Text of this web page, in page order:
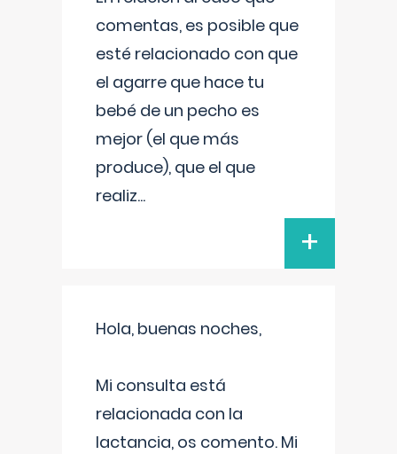
comentas, es posible que
esté relacionado con que
el agarre que hace tu
bebé de un pecho es
mejor (el que más
produce), que el que
realiz...
+
Hola, buenas noches,
Mi consulta está
relacionada con la
lactancia, os comento. Mi